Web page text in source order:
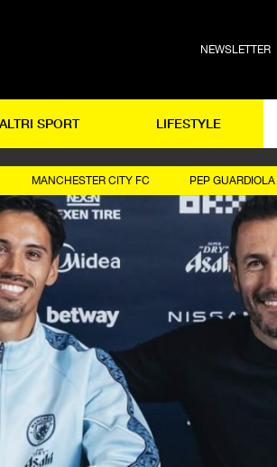
NEWSLETTER
ALTRI SPORT LIFESTYLE
MANCHESTER CITY FC PEP GUARDIOLA